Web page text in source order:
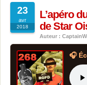
23
avr
2018
L’apéro
de Star
Auteur :
🎧